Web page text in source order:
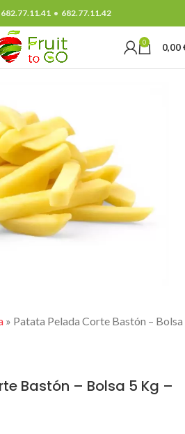
682.77.11.41• 682.77.11.42
0 0,00
» Patata Pelada Corte Bastón – Bolsa
Bastón – Bolsa 5 Kg –